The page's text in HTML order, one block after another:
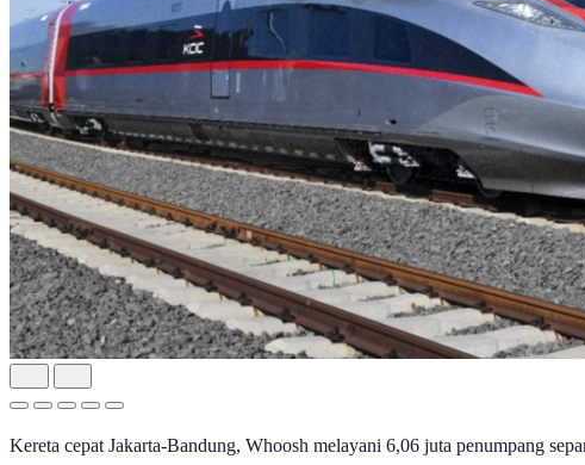
Kereta cepat Jakarta-Bandung, Whoosh melayani 6,06 juta penumpang